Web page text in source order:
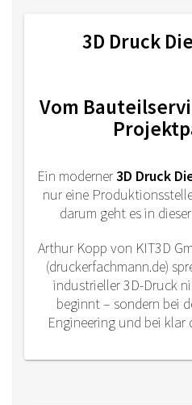
3D Druck
Vom
Ein moderner3D Druck
nur eine
darum geht es in
Arthur Kopp von KIT3D
(druckerfachmann.de)
industrieller 3D-Druck
beginnt – sondern bei
Engineering und bei klar